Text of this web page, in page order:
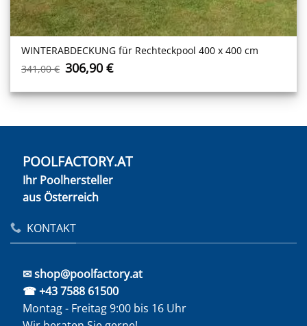
WINTERABDECKUNG für Rechteckpool 400 x 400 cm
341,00€ Ursprünglicher
Preis
war:
341,00 €
306,90€Aktueller
ist:
306,90 €.
POOLFACTORY.AT
Ihr Poolhersteller
aus Österreich
KONTAKT
✉ shop@poolfactory.at
☎ +43 7588 61500
Montag - Freitag 9:00 bis 16 Uhr